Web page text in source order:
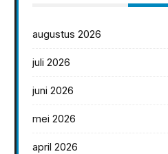
augustus 2026
juli 2026
juni 2026
mei 2026
april 2026